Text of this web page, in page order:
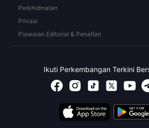
Perkhidmatan
Privasi
Piawaian Editorial & Penafian
Ikuti Perkembangan Terkini